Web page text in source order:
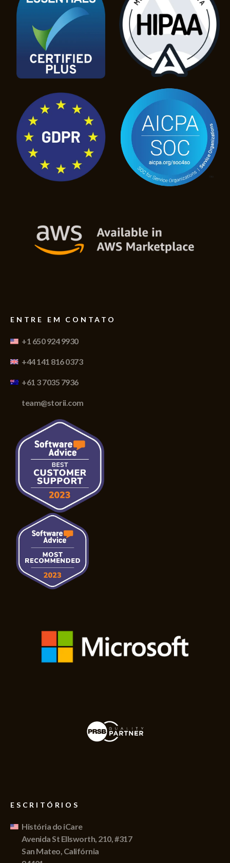
ENTRE EM CONTATO
+1 650 924 9930
+44 141 816 0373
+61 3 7035 7936
team@storii.com
ESCRITÓRIOS
História do iCare
Avenida St Ellsworth, 210, #317
San Mateo, Califórnia